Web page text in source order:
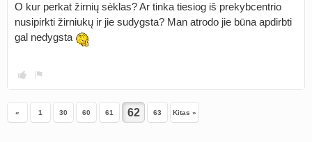
O kur perkat žirnių sėklas? Ar tinka tiesiog iš prekybcentrio
nusipirkti žirniukų ir jie sudygsta? Man atrodo jie būna apdirbti
gal nedygsta
« 1 30 60 61 63 Kitas »